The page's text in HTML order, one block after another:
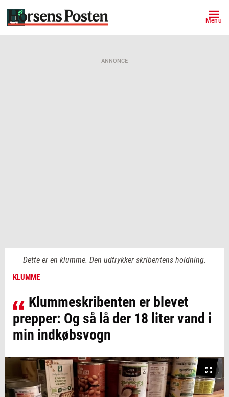
Menu
ANNONCE
Dette er en klumme. Den udtrykker skribentens holdning.
KLUMME
Klummeskribenten er blevet
prepper: Og så lå der 18 liter vand i
min indkøbsvogn